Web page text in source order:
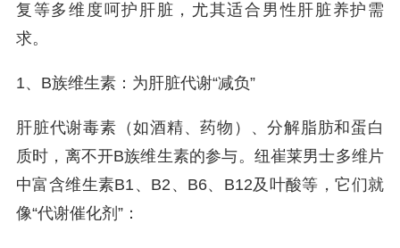
复等多维度呵护肝脏，尤其适合男性肝脏养护需
求。
1、B族维生素：为肝脏代谢“减负”
肝脏代谢毒素（如酒精、药物）、分解脂肪和蛋白
质时，离不开B族维生素的参与。纽崔莱男士多维片
中富含维生素B1、B2、B6、B12及叶酸等，它们就
像“代谢催化剂”：